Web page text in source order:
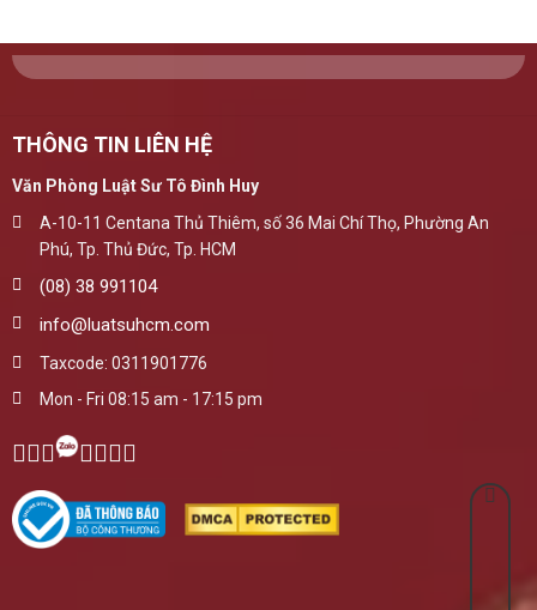
THÔNG TIN LIÊN HỆ
Văn Phòng Luật Sư Tô Đình Huy
A-10-11 Centana Thủ Thiêm, số 36 Mai Chí Thọ, Phường An
Phú, Tp. Thủ Đức, Tp. HCM
(08) 38 991104
info@luatsuhcm.com
Taxcode: 0311901776
Mon - Fri 08:15 am - 17:15 pm